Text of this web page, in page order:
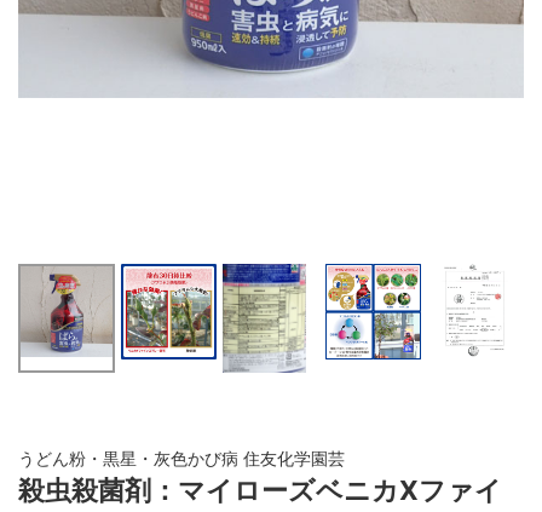
うどん粉・黒星・灰色かび病 住友化学園芸
殺虫殺菌剤：マイローズベニカXファイ